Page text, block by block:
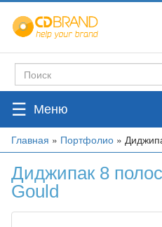
Перейти
основному
Форма
поиска
Поиск
☰
Вы
Главная » Портфолио »
Диджипак 8
Gould